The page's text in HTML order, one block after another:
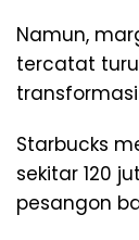
Namun,
tercatat
Starbucks
sekitar 120
pesangon